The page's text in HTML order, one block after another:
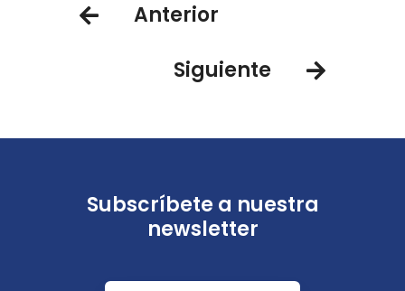
Anterior
Siguiente
Subscríbete a nuestra
newsletter